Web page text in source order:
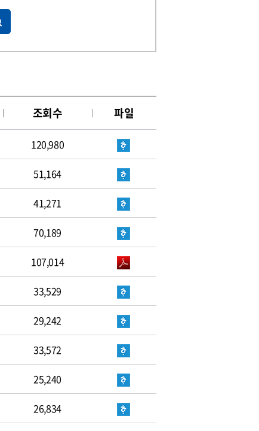
조회수 파일
120,980
51,164
41,271
70,189
107,014
33,529
29,242
33,572
25,240
26,834